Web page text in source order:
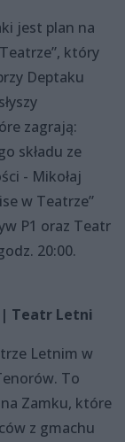
jest plan na
który
Deptaku
zagrają:
składu ze
- Mikołaj
w Teatrze”
P1 oraz Teatr
20:00.
| Teatr Letni
Letnim w
To
Zamku, które
z gmachu